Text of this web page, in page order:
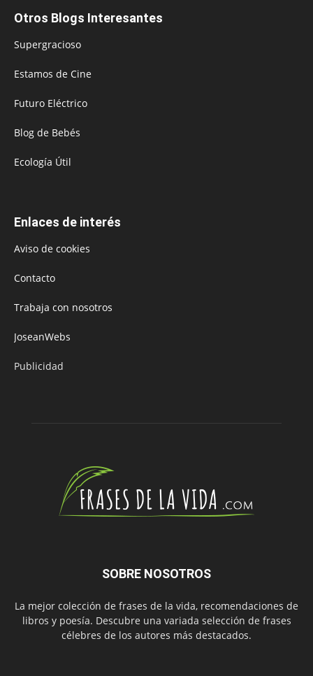
Otros Blogs Interesantes
Supergracioso
Estamos de Cine
Futuro Eléctrico
Blog de Bebés
Ecología Útil
Enlaces de interés
Aviso de cookies
Contacto
Trabaja con nosotros
JoseanWebs
Publicidad
SOBRE NOSOTROS
La mejor colección de frases de la vida, recomendaciones de
libros y poesía. Descubre una variada selección de frases
célebres de los autores más destacados.